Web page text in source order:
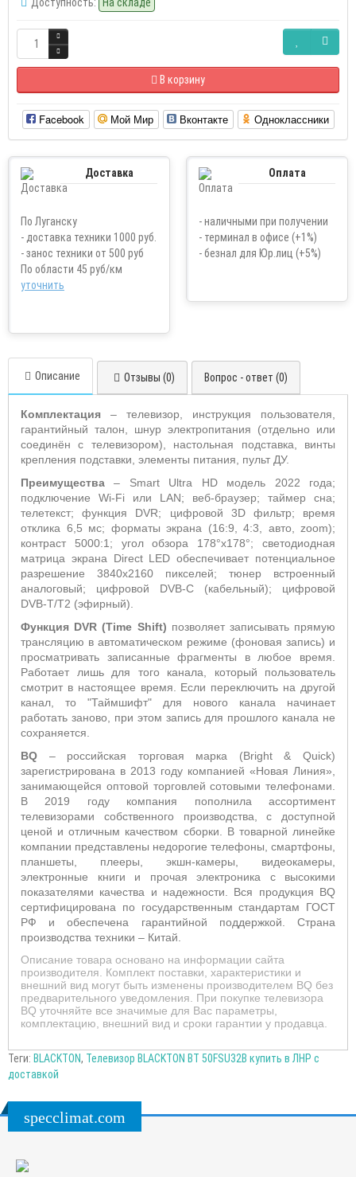
Доступность: На складе
В корзину
Facebook Мой Мир Вконтакте Одноклассники
Доставка
По Луганску
- доставка техники 1000 руб.
- занос техники от 500 руб
По области 45 руб/км
уточнить
Оплата
- наличными при получении
- терминал в офисе (+1%)
- безнал для Юр.лиц (+5%)
Описание Отзывы (0) Вопрос - ответ (0)
Комплектация – телевизор, инструкция пользователя,
гарантийный талон, шнур электропитания (отдельно или
соединён с телевизором), настольная подставка, винты
крепления подставки, элементы питания, пульт ДУ.
Преимущества– Smart Ultra HD модель 2022 года;
подключение Wi-Fi или LAN; веб-браузер; таймер сна;
телетекст; функция DVR; цифровой 3D фильтр; время
отклика 6,5 мс; форматы экрана (16:9, 4:3, авто, zoom);
контраст 5000:1; угол обзора 178°х178°; светодиодная
матрица экрана Direct LED обеспечивает потенциальное
разрешение 3840x2160 пикселей; тюнер встроенный
аналоговый; цифровой DVB-C (кабельный); цифровой
DVB-T/T2 (эфирный).
Функция DVR (Time Shift) позволяет записывать прямую
трансляцию в автоматическом режиме (фоновая запись) и
просматривать записанные фрагменты в любое время.
Работает лишь для того канала, который пользователь
смотрит в настоящее время. Если переключить на другой
канал, то "Таймшифт" для нового канала начинает
работать заново, при этом запись для прошлого канала не
сохраняется.
BQ – российская торговая марка (Bright & Quick)
зарегистрирована в 2013 году компанией «Новая Линия»,
занимающейся оптовой торговлей сотовыми телефонами.
В 2019 году компания пополнила ассортимент
телевизорами собственного производства, с доступной
ценой и отличным качеством сборки. В товарной линейке
компании представлены недорогие телефоны, смартфоны,
планшеты, плееры, экшн-камеры, видеокамеры,
электронные книги и прочая электроника с высокими
показателями качества и надежности. Вся продукция BQ
сертифицирована по государственным стандартам ГОСТ
РФ и обеспечена гарантийной поддержкой. Страна
производства техники – Китай.
Описание товара основано на информации сайта
производителя. Комплект поставки, характеристики и
внешний вид могут быть изменены производителем BQ без
предварительного уведомления. При покупке телевизора
BQ уточняйте все значимые для Вас параметры,
комплектацию, внешний вид и сроки гарантии у продавца.
Теги: BLACKTON, Телевизор BLACKTON BT 50FSU32B купить в ЛНР с
доставкой
specclimat.com